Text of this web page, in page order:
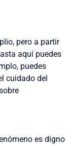
pero a partir
aquí puedes
puedes
cuidado del
es digno